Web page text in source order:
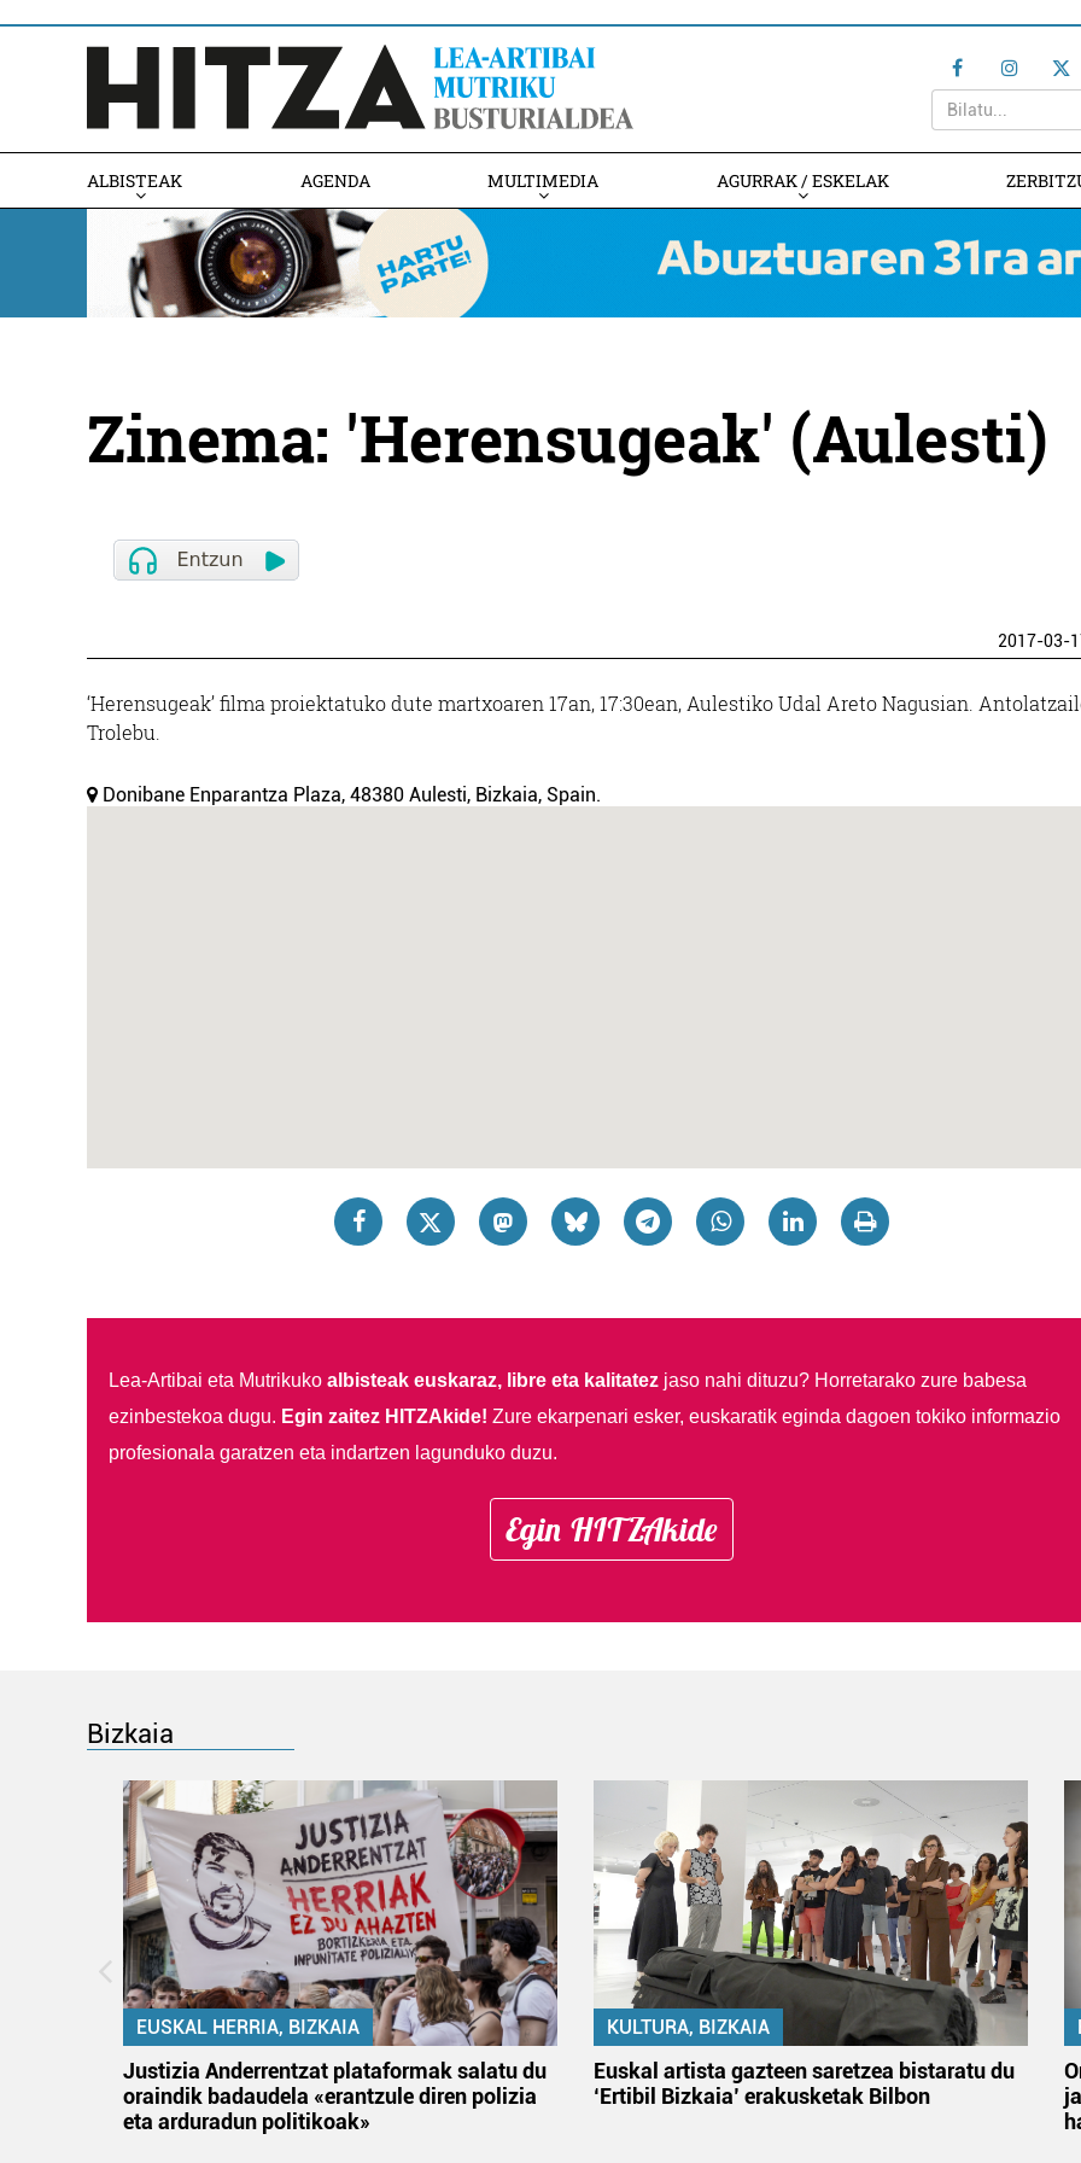
ALBISTEAK AGENDA MULTIMEDIA AGURRAK / ESKELAK
Zinema: 'Herensugeak' (Aulesti)
2017-03-
‘Herensugeak’ filma proiektatuko dute martxoaren 17an, 17:30ean, Aulestiko Udal Areto Nagusian.
Trolebu.
Donibane Enparantza Plaza, 48380 Aulesti, Bizkaia, Spain.
Lea-Artibai eta Mutrikuko albisteak euskaraz, libre eta kalitatezjaso nahi dituzu? Horretarako zure babesa
ezinbestekoa dugu. Egin zaitez HITZAkide! Zure ekarpenari esker, euskaratik eginda dagoen tokiko informazio
profesionala garatzen eta indartzen lagunduko duzu.
Egin HITZAkide
Bizkaia
EUSKAL HERRIA, BIZKAIA
Justizia Anderrentzat plataformak salatu du
oraindik badaudela «erantzule diren polizia
eta arduradun politikoak»
KULTURA, BIZKAIA
Euskal artista gazteen saretzea bistaratu du
‘Ertibil Bizkaia’ erakusketak Bilbon